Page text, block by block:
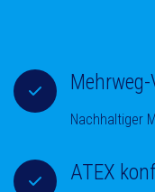
Nachhaltiger
ATEX